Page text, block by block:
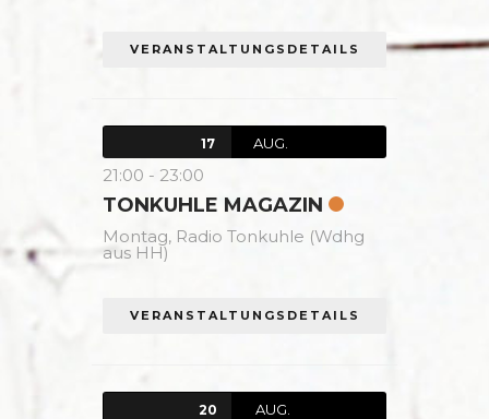
VERANSTALTUNGSDETAILS
17 AUG.
21:00 - 23:00
TONKUHLE MAGAZIN
Montag, Radio Tonkuhle (Wdhg
aus HH)
VERANSTALTUNGSDETAILS
20 AUG.